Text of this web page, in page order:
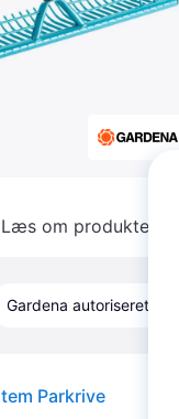
Læs om produktet
Gardena autoriseret
Parkrive